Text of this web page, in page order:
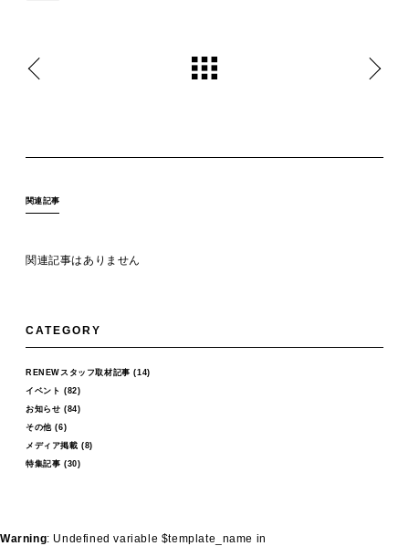
関連記事
関連記事はありません
CATEGORY
RENEWスタッフ取材記事 (14)
イベント (82)
お知らせ (84)
その他(6)
メディア掲載 (8)
特集記事 (30)
Warning: Undefined variable $template_name in